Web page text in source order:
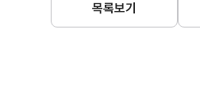
목록보기